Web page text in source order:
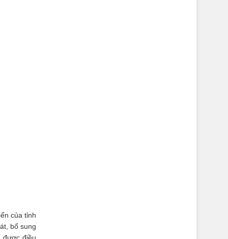
của tỉnh
bổ sung